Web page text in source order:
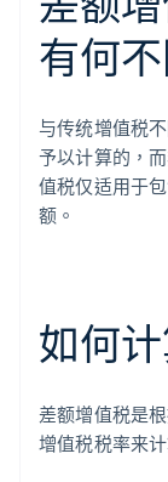
有何不
与传统增值税
予以计算的，
值税仅适用于
额。
如何
差额增值税是
增值税税率来